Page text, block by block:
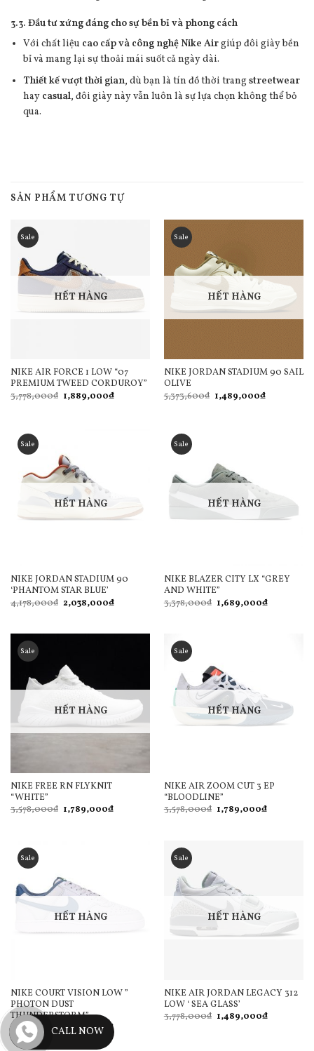
3.3. Đầu tư xứng đáng cho sự bền bỉ và phong cách
Với chất liệu cao cấp và công nghệ Nike Airgiúp đôi giày bền
bỉ và mang lại sự thoải mái suốt cả ngày dài.
Thiết kế vượt thời gian, dù bạn là tín đồ thời trangstreetwear
hay casual, đôi giày này vẫn luôn là sự lựa chọn không thể bỏ
qua.
SẢN PHẨM TƯƠNG TỰ
Sale
HẾT HÀNG
NIKE AIR FORCE 1 LOW “07
PREMIUM TWEED CORDUROY”
3,778,000₫ Giá
1,889,000₫Giá
Sale
HẾT HÀNG
NIKE JORDAN STADIUM 90 SAIL
OLIVE
5,373,600₫ Giá
gốc
1,489,000₫Giá
Sale
HẾT HÀNG
NIKE JORDAN STADIUM 90
‘PHANTOM STAR BLUE’
4,178,000₫ Giá
2,038,000₫Giá
Sale
HẾT HÀNG
NIKE BLAZER CITY LX “GREY
AND WHITE”
3,378,000₫ Giá
1,689,000₫Giá
Sale
HẾT HÀNG
NIKE FREE RN FLYKNIT
“WHITE”
3,578,000₫ Giá
1,789,000₫Giá
Sale
HẾT HÀNG
NIKE AIR ZOOM CUT 3 EP
“BLOODLINE”
3,578,000₫ Giá
1,789,000₫Giá
Sale
HẾT HÀNG
NIKE COURT VISION LOW ”
PHOTON DUST
THUNDERSTORM”
3,578,000₫ Giá
gốc
1,789,000 ₫Giá
hiện
Sale
HẾT HÀNG
NIKE AIR JORDAN LEGACY 312
LOW ‘ SEA GLASS’
3,778,000₫ Giá
1,489,000₫Giá
CALL NOW